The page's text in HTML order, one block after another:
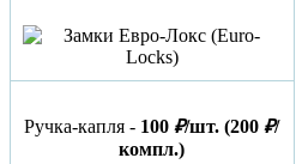
Ручка-капля - 100₽/шт. (200₽/
компл.)